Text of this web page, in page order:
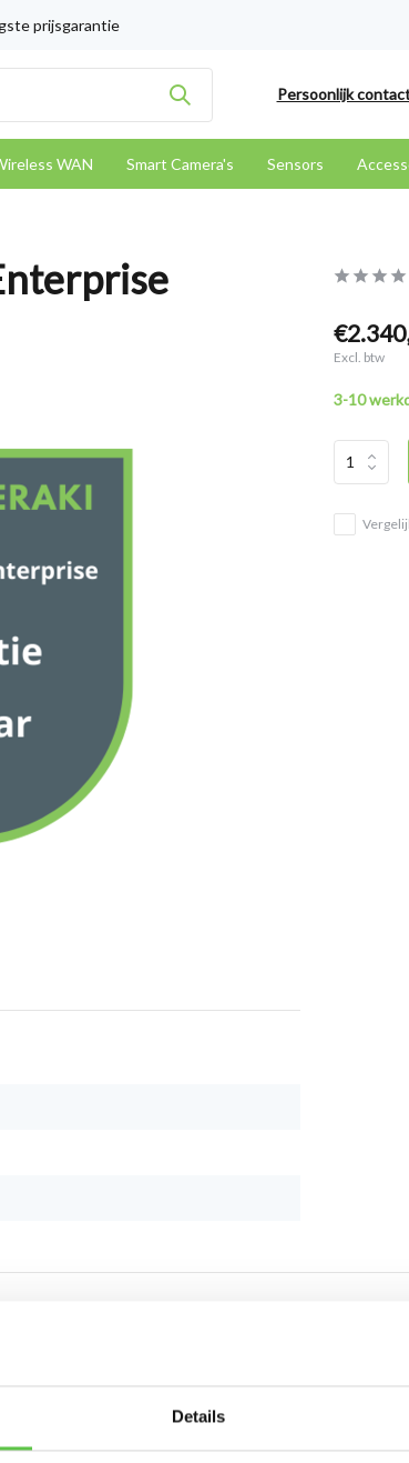
Details
prijsgarantie
Persoonlijk
WAN Smart Camera's Sensors
Excl. btw
3-10
Schrijf je